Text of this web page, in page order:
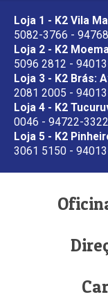
Loja 1 - K2 Vila
5082-3766 -
Loja 2 - K2
5096 2812 -
Loja 3 - K2 Brás:
2081 2005 -
Loja 4 - K2
0046 - 94722-3322
Loja 5 - K2
3061 5150 -